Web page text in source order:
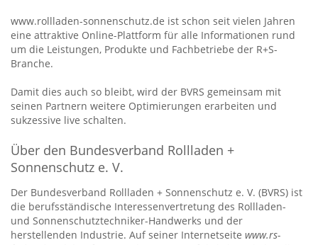
www.rollladen-sonnenschutz.de ist schon seit vielen Jahren
eine attraktive Online-Plattform für alle Informationen rund
um die Leistungen, Produkte und Fachbetriebe der R+S-
Branche.
Damit dies auch so bleibt, wird der BVRS gemeinsam mit
seinen Partnern weitere Optimierungen erarbeiten und
sukzessive live schalten.
Über den Bundesverband Rollladen +
Sonnenschutz e. V.
Der Bundesverband Rollladen + Sonnenschutz e. V. (BVRS) ist
die berufsständische Interessenvertretung des Rollladen-
und Sonnenschutztechniker-Handwerks und der
herstellenden Industrie. Auf seiner Internetseite www.rs-